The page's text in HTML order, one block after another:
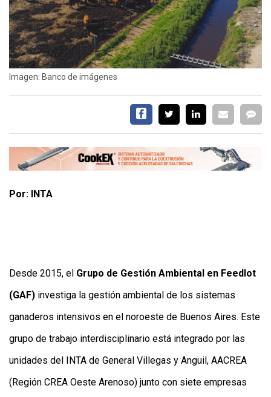
CAPACITACIONES
DIRECTORIO
CALENDARIO
MEDIA KIT
POLÍTICAS
PRIVACIDAD
MAPA
DEL
QUIENES
Imagen: Banco de imágenes
Por: INTA
Desde 2015, el Grupo de Gestión Ambiental en Feedlot
(GAF) investiga la gestión ambiental de los sistemas
ganaderos intensivos en el noroeste de Buenos Aires. Este
grupo de trabajo interdisciplinario está integrado por las
unidades del INTA de General Villegas y Anguil, AACREA
(Región CREA Oeste Arenoso) junto con siete empresas